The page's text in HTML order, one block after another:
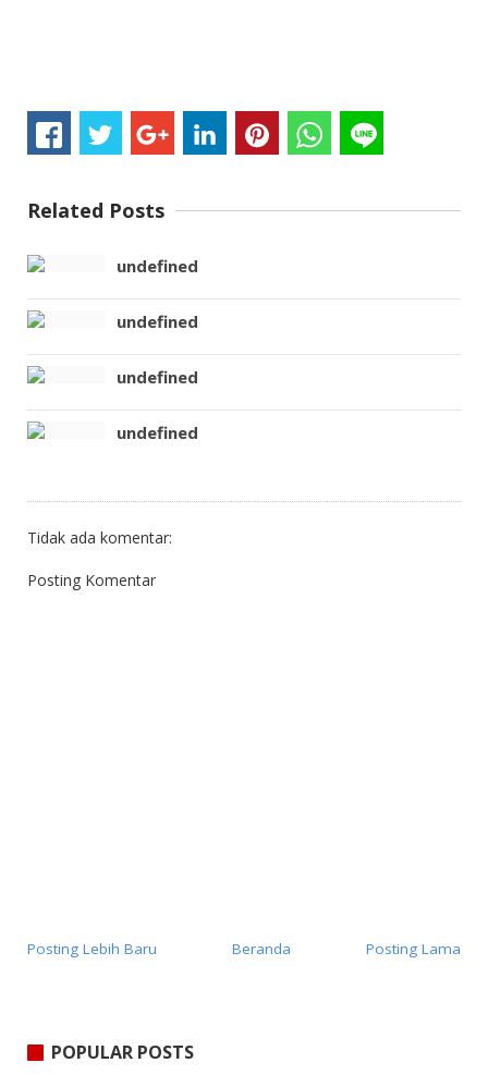
Related Posts
undefined
undefined
undefined
undefined
Tidak ada komentar:
Posting Komentar
Posting Lebih Baru Posting Lama
Beranda
POPULAR POSTS